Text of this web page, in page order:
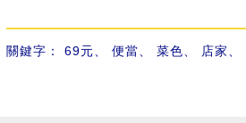
關鍵字： 69元、 便當、 菜色、 店家、